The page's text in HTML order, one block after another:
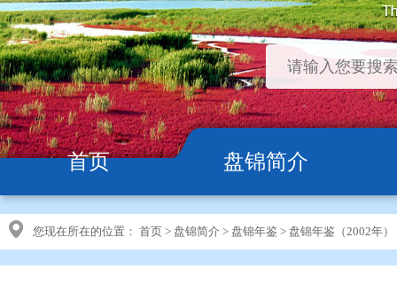
首页 盘锦简介
您现在所在的位置： 首页 > 盘锦简介 > 盘锦年鉴 > 盘锦年鉴（2002年）